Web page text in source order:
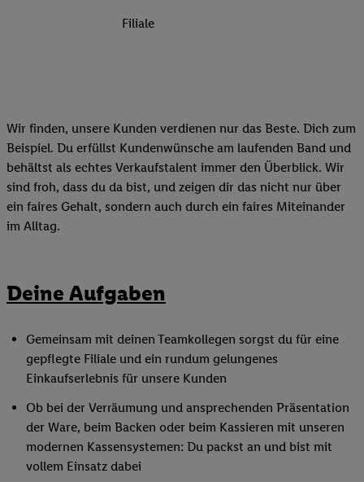
Filiale
Wir finden, unsere Kunden verdienen nur das Beste. Dich zum
Beispiel. Du erfüllst Kundenwünsche am laufenden Band und
behältst als echtes Verkaufstalent immer den Überblick. Wir
sind froh, dass du da bist, und zeigen dir das nicht nur über
ein faires Gehalt, sondern auch durch ein faires Miteinander
im Alltag.
Deine Aufgaben
Gemeinsam mit deinen Teamkollegen sorgst du für eine
gepflegte Filiale und ein rundum gelungenes
Einkaufserlebnis für unsere Kunden
Ob bei der Verräumung und ansprechenden Präsentation
der Ware, beim Backen oder beim Kassieren mit unseren
modernen Kassensystemen: Du packst an und bist mit
vollem Einsatz dabei